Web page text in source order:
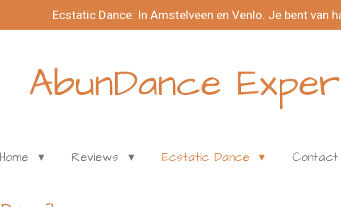
Ecstatic Dance: In Amstelveen en Venlo. Je bent van
AbunDance
Home Reviews Ecstatic Dance Contact